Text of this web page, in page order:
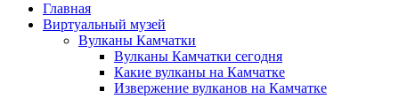
Главная
Виртуальный музей
Вулканы Камчатки
Вулканы Камчатки сегодня
Какие вулканы на Камчатке
Извержение вулканов на Камчатке